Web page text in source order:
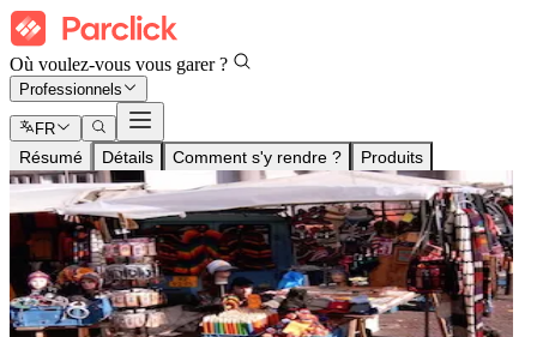
Où voulez-vous vous garer ?
Professionnels
FR
Résumé Détails Comment s'y rendre ? Produits